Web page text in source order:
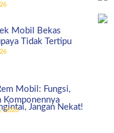
Jangan Nekat!
Mobil Bekas
Tidak Tertipu
Mobil: Fungsi,
Komponennya
2026